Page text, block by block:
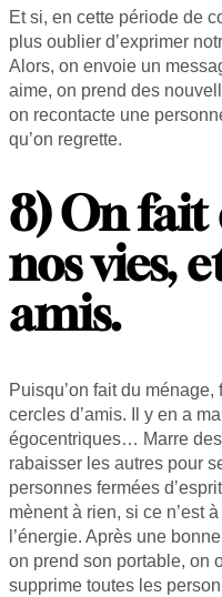
Et si, en cette période de
plus oublier d’exprimer
Alors, on envoie un
aime, on prend des
on recontacte une
qu’on regrette.
8) On fait
nos vies,
amis.
Puisqu’on fait du
cercles d’amis. Il y en a
égocentriques… Marre
rabaisser les autres pour
personnes fermées
mènent à rien, si ce n’est
l’énergie. Après une
on prend son portable, on
supprime toutes les